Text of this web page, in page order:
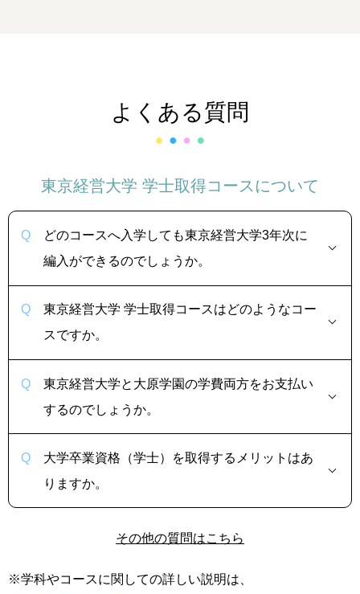
よくある質問
東京経営大学 学士取得コースについて
どのコースへ入学しても東京経営大学3年次に
編入ができるのでしょうか。
東京経営大学 学士取得コースはどのようなコー
スですか。
東京経営大学と大原学園の学費両方をお支払い
するのでしょうか。
大学卒業資格（学士）を取得するメリットはあ
りますか。
その他の質問はこちら
※学科やコースに関しての詳しい説明は、